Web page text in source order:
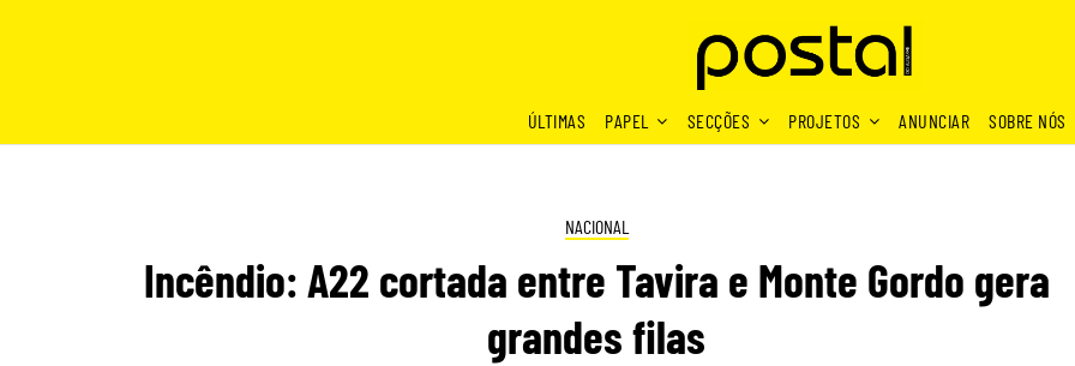
ÚLTIMAS
PAPEL SECÇÕES PROJETOS ANUNCIAR SOBRE NÓS
NACIONAL
Incêndio: A22 cortada entre Tavira e Monte Gordo gera
grandes filas